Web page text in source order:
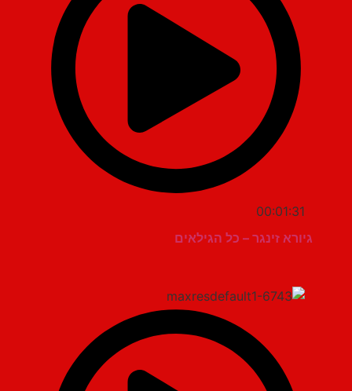
00:01:31
גיורא זינגר – כל הגילאים